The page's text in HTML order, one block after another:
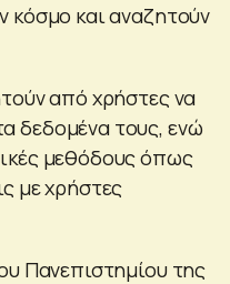
κόσμο και αναζητούν
από χρήστες να
δεδομένα τους, ενώ
μεθόδους όπως
με χρήστες
Πανεπιστημίου της